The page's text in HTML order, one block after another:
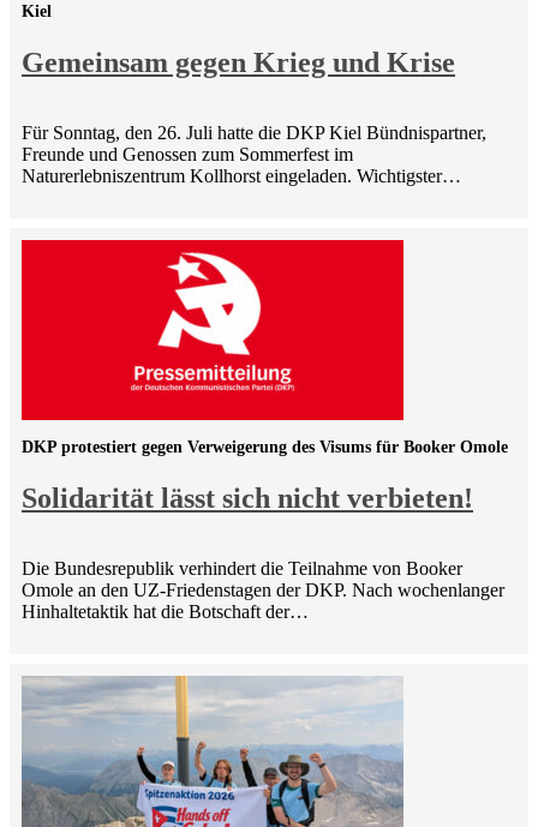
Gemeinsam gegen Krieg und Krise
Kiel
Für Sonntag, den 26. Juli hatte die DKP Kiel Bündnispartner,
Freunde und Genossen zum Sommerfest im
Naturerlebniszentrum Kollhorst eingeladen. Wichtigster…
Solidarität lässt sich nicht verbieten!
DKP protestiert gegen Verweigerung des Visums für Booker Omole
Die Bundesrepublik verhindert die Teilnahme von Booker
Omole an den UZ-Friedenstagen der DKP. Nach wochenlanger
Hinhaltetaktik hat die Botschaft der…